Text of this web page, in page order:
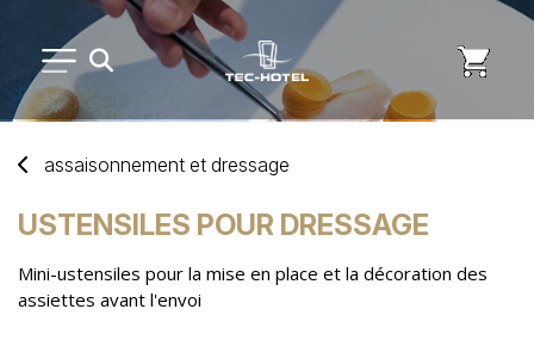
ARTS DE LA TABLE
USAGE UNIQUE
assaisonnement et dressage
USTENSILES POUR DRESSAGE
Mini-ustensiles pour la mise en place et la décoration des
assiettes avant l'envoi